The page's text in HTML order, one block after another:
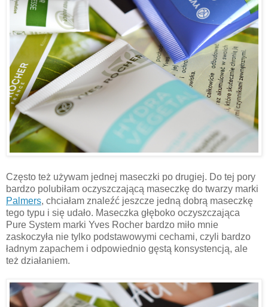
Często też używam jednej maseczki po drugiej. Do tej pory
bardzo polubiłam oczyszczającą maseczkę do twarzy marki
Palmers, chciałam znaleźć jeszcze jedną dobrą maseczkę
tego typu i się udało. Maseczka głęboko oczyszczająca
Pure System marki Yves Rocher bardzo miło mnie
zaskoczyła nie tylko podstawowymi cechami, czyli bardzo
ładnym zapachem i odpowiednio gęstą konsystencją, ale
też działaniem.